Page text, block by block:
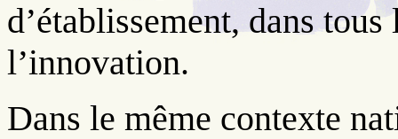
d’établissement, dans
l’innovation.
Dans le même contexte